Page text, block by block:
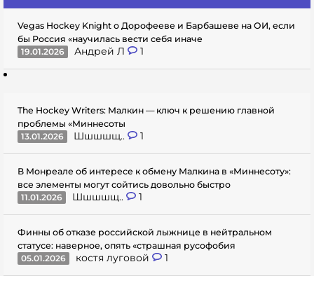
Vegas Hockey Knight о Дорофееве и Барбашеве на ОИ, если
бы Россия «научилась вести себя иначе
19.01.2026
Андрей Л 1
The Hockey Writers: Малкин — ключ к решению главной
проблемы «Миннесоты
13.01.2026
Шшшшщ.. 1
В Монреале об интересе к обмену Малкина в «Миннесоту»:
все элементы могут сойтись довольно быстро
11.01.2026
Шшшшщ.. 1
Финны об отказе российской лыжнице в нейтральном
статусе: наверное, опять «страшная русофобия
05.01.2026
костя луговой 1